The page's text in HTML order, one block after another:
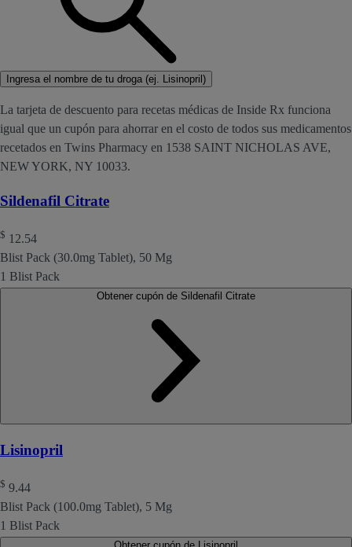
Ingresa el nombre de tu droga (ej. Lisinopril)
La tarjeta de descuento para recetas médicas de Inside Rx funciona
igual que un cupón para ahorrar en el costo de todos sus medicamentos
recetados en Twins Pharmacy en 1538 SAINT NICHOLAS AVE,
NEW YORK, NY 10033.
Sildenafil Citrate
$ 12.54
Blist Pack (30.0mg Tablet), 50 Mg
1 Blist Pack
Lisinopril
$ 9.44
Blist Pack (100.0mg Tablet), 5 Mg
1 Blist Pack